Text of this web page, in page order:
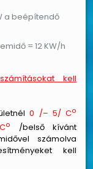
a beépítendő
= 12 KW/h
kell
0 /– 5/ Co
o
/belső kívánt
számolva
kell